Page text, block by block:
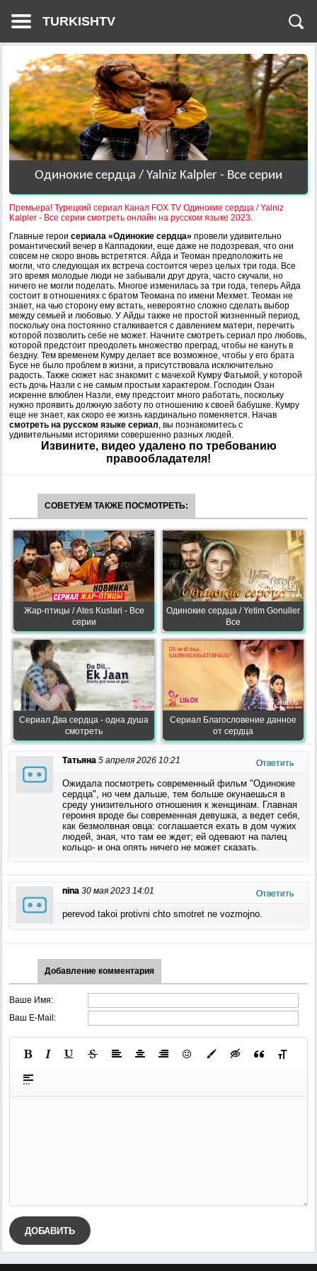
TURKISHTV
Одинокие сердца / Yalniz Kalpler - Все серии
Премьера! Турецкий сериал Канал FOX TV Одинокие сердца / Yalniz
Kalpler - Все серии смотреть онлайн на русском языке 2023.
Главные герои сериала «Одинокие сердца» провели удивительно
романтический вечер в Каппадокии, еще даже не подозревая, что они
совсем не скоро вновь встретятся. Айда и Теоман предположить не
могли, что следующая их встреча состоится через целых три года. Все
это время молодые люди не забывали друг друга, часто скучали, но
ничего не могли поделать. Многое изменилась за три года, теперь Айда
состоит в отношениях с братом Теомана по имени Мехмет. Теоман не
знает, на чью сторону ему встать, невероятно сложно сделать выбор
между семьей и любовью. У Айды также не простой жизненный период,
поскольку она постоянно сталкивается с давлением матери, перечить
которой позволить себе не может. Начните смотреть сериал про любовь,
которой предстоит преодолеть множество преград, чтобы не кануть в
бездну. Тем временем Кумру делает все возможное, чтобы у его брата
Бусе не было проблем в жизни, а присутствовала исключительно
радость. Также сюжет нас знакомит с мачехой Кумру Фатьмой, у которой
есть дочь Назли с не самым простым характером. Господин Озан
искренне влюблен Назли, ему предстоит много работать, поскольку
нужно проявить должную заботу по отношению к своей бабушке. Кумру
еще не знает, как скоро ее жизнь кардинально поменяется. Начав
смотреть на русском языке сериал, вы познакомитесь с
удивительными историями совершенно разных людей.
Извините, видео удалено по требованию
правообладателя!
СОВЕТУЕМ ТАКЖЕ ПОСМОТРЕТЬ:
Жар-птицы / Ates Kuslari - Все
серии
Одинокие сердца / Yetim Gonuller
Все
Сериал Два сердца - одна душа
смотреть
Сериал Благословение данное
от сердца
Татьяна 5 апреля 2026 10:21 Ответить
Ожидала посмотреть современный фильм "Одинокие
сердца", но чем дальше, тем больше окунаешься в
среду унизительного отношения к женщинам. Главная
героиня вроде бы современная девушка, а ведет себя,
как безмолвная овца: соглашается ехать в дом чужих
людей, зная, что там ее ждет; ей одевают на палец
кольцо- и она опять ничего не может сказать.
nina 30 мая 2023 14:01 Ответить
perevod takoi protivni chto smotret ne vozmojno.
Добавление комментария
Ваше Имя:
Ваш E-Mail:
ДОБАВИТЬ